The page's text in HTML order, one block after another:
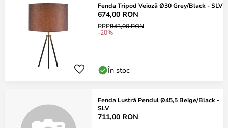
Fenda Tripod Veioză Ø30 Grey/Black - SLV
674,00 RON
RRP843,00 RON
-20%
În stoc
Fenda Lustră Pendul Ø45,5 Beige/Black -
SLV
711,00 RON